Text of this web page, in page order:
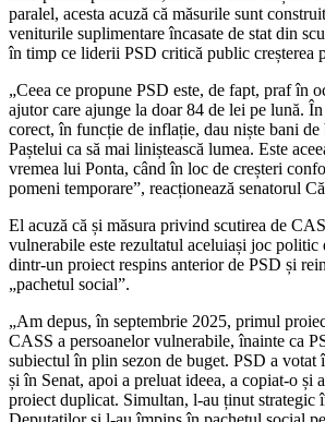
paralel, acesta acuză că măsurile sunt
veniturile suplimentare încasate de stat din
în timp ce liderii PSD critică public creșterea
„Ceea ce propune PSD este, de fapt, praf în
ajutor care ajunge la doar 84 de lei pe lună.
corect, în funcție de inflație, dau niște bani de
Paștelui ca să mai liniștească lumea. Este
vremea lui Ponta, când în loc de creșteri
pomeni temporare”, reacționează senatorul
El acuză că și măsura privind scutirea de
vulnerabile este rezultatul aceluiași joc
dintr-un proiect respins anterior de PSD și
„pachetul social”.
„Am depus, în septembrie 2025, primul
CASS a persoanelor vulnerabile, înainte ca
subiectul în plin sezon de buget. PSD a
și în Senat, apoi a preluat ideea, a copiat-o și
proiect duplicat. Simultan, l-au ținut strategic